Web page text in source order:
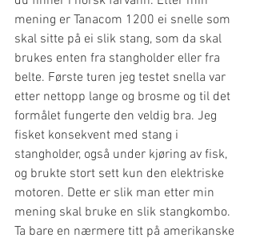
mening er Tanacom 1200 ei snelle som
skal sitte på ei slik stang, som da skal
brukes enten fra stangholder eller fra
belte. Første turen jeg testet snella var
etter nettopp lange og brosme og til det
formålet fungerte den veldig bra. Jeg
fisket konsekvent med stang i
stangholder, også under kjøring av fisk,
og brukte stort sett kun den elektriske
motoren. Dette er slik man etter min
mening skal bruke en slik stangkombo.
Ta bare en nærmere titt på amerikanske